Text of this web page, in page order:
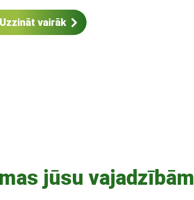
Uzzināt vairāk
jūsu vajadzībām